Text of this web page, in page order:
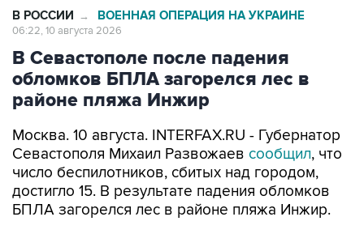
В РОССИИ → ВОЕННАЯ ОПЕРАЦИЯ НА УКРАИНЕ
06:22, 10 августа 2026
В Севастополе после падения
обломков БПЛА загорелся лес в
районе пляжа Инжир
Москва. 10 августа. INTERFAX.RU - Губернатор
Севастополя Михаил Развожаев сообщил, что
число беспилотников, сбитых над городом,
достигло 15. В результате падения обломков
БПЛА загорелся лес в районе пляжа Инжир.